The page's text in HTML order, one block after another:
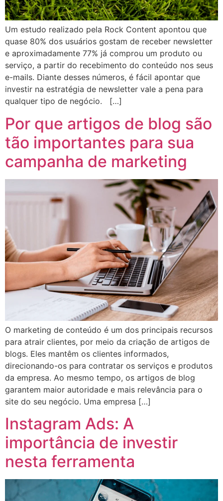
Um estudo realizado pela Rock Content apontou que
quase 80% dos usuários gostam de receber newsletter
e aproximadamente 77% já comprou um produto ou
serviço, a partir do recebimento do conteúdo nos seus
e-mails. Diante desses números, é fácil apontar que
investir na estratégia de newsletter vale a pena para
qualquer tipo de negócio. […]
Por que artigos de blog são
tão importantes para sua
campanha de marketing
O marketing de conteúdo é um dos principais recursos
para atrair clientes, por meio da criação de artigos de
blogs. Eles mantêm os clientes informados,
direcionando-os para contratar os serviços e produtos
da empresa. Ao mesmo tempo, os artigos de blog
garantem maior autoridade e mais relevância para o
site do seu negócio. Uma empresa […]
Instagram Ads: A
importância de investir
nesta ferramenta